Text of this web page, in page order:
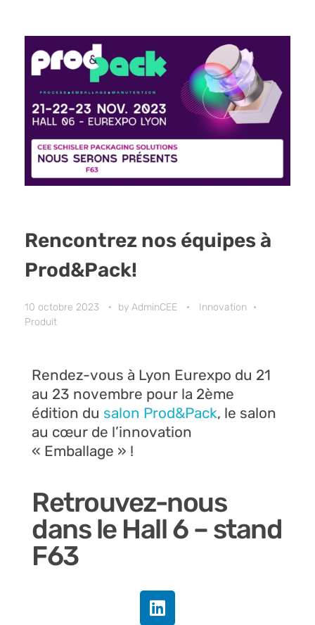
Rencontrez nos équipes à
Rendez-vous à Lyon Eurexpo du 21
au 23 novembre pour la 2ème
édition dusalon Prod&Pack
au cœur de l’innovation
Retrouvez-nous
dans le Hall 6 – stand